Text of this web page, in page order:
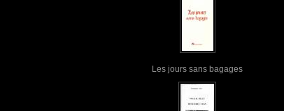
Les jours sans bagages